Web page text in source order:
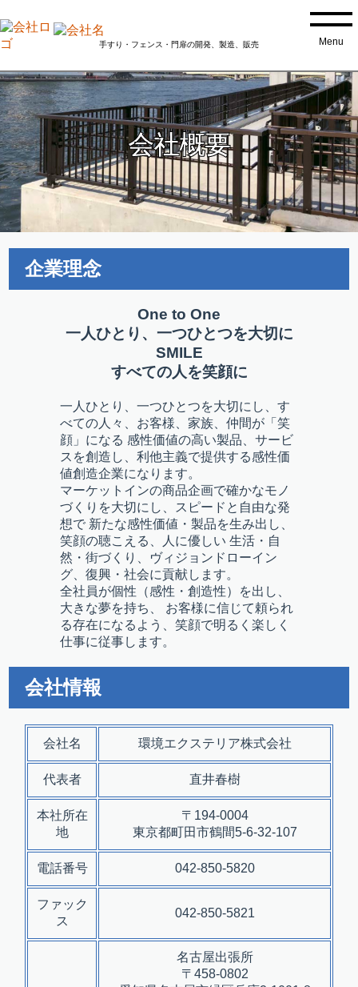
手すり・フェンス・門扉の開発、製造、販売 Menu
会社概要
企業理念
One to One
一人ひとり、一つひとつを大切に
SMILE
すべての人を笑顔に
一人ひとり、一つひとつを大切にし、す
べての人々、お客様、家族、仲間が「笑
顔」になる 感性価値の高い製品、サービ
スを創造し、利他主義で提供する感性価
値創造企業になります。
マーケットインの商品企画で確かなモノ
づくりを大切にし、スピードと自由な発
想で 新たな感性価値・製品を生み出し、
笑顔の聴こえる、人に優しい 生活・自
然・街づくり、ヴィジョンドローイン
グ、復興・社会に貢献します。
全社員が個性（感性・創造性）を出し、
大きな夢を持ち、 お客様に信じて頼られ
る存在になるよう、笑顔で明るく楽しく
仕事に従事します。
会社情報
会社名 環境エクステリア株式会社
代表者 直井春樹
本社所在
地
〒194-0004
東京都町田市鶴間5-6-32-107
電話番号 042-850-5820
ファック
ス
042-850-5821
名古屋出張所
〒458-0802